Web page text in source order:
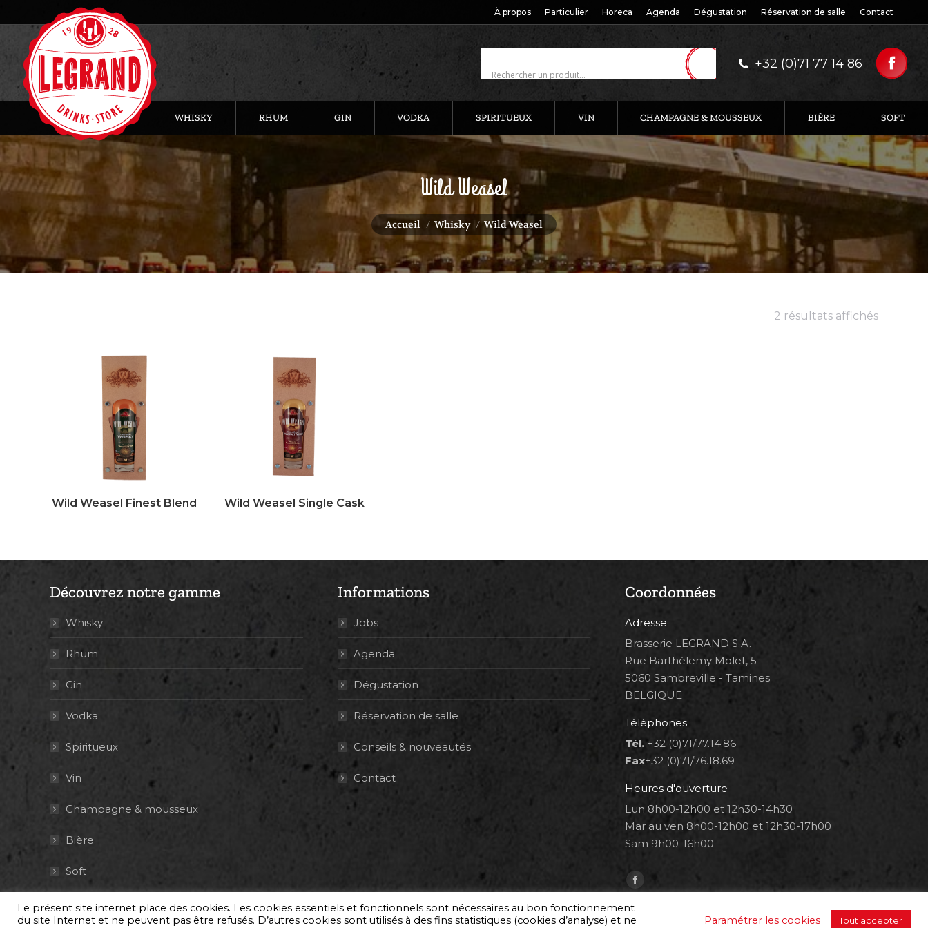
À propos Particulier Horeca Agenda Dégustation Réservation de salle Contact
+32 (0)71 77 14 86
WHISKY RHUM GIN VODKA SPIRITUEUX VIN CHAMPAGNE & MOUSSEUX BIÈRE SOFT
Wild Weasel
Vous êtes ici :
Accueil Whisky Wild Weasel
2 résultats affichés
Wild Weasel Finest Blend Wild Weasel Single Cask
Découvrez notre gamme
Whisky
Rhum
Gin
Vodka
Spiritueux
Vin
Champagne & mousseux
Bière
Soft
Informations
Jobs
Agenda
Dégustation
Réservation de salle
Conseils & nouveautés
Contact
Coordonnées
Adresse
Brasserie LEGRAND S.A.
Rue Barthélemy Molet, 5
5060 Sambreville - Tamines
BELGIQUE
Téléphones
Tél. +32 (0)71/77.14.86
Fax+32 (0)71/76.18.69
Heures d'ouverture
Lun 8h00-12h00 et 12h30-14h30
Mar au ven 8h00-12h00 et 12h30-17h00
Sam 9h00-16h00
Trouvez nous sur :
Facebook
page
opens
© By Poush
Le présent site internet place des cookies. Les cookies essentiels et fonctionnels sont nécessaires au bon fonctionnement
du site Internet et ne peuvent pas être refusés. D’autres cookies sont utilisés à des fins statistiques (cookies d’analyse) et ne
Paramétrer les cookies Tout accepter